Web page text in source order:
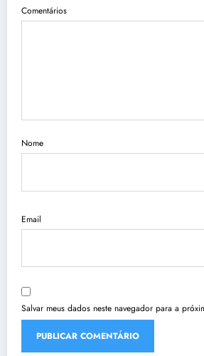
Comentários
Nome
Email
Salvar meus dados neste navegador para a